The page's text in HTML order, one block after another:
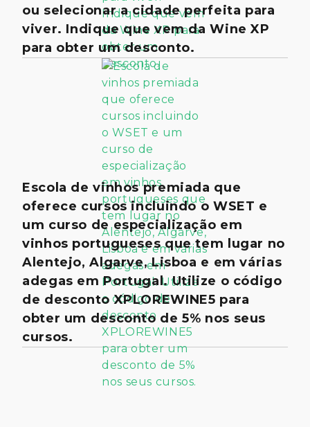
ou selecionar a cidade perfeita para
viver. Indique que vem da Wine XP
para obter um desconto.
Escola de vinhos premiada que
oferece cursos incluindo o WSET e
um curso de especialização em
vinhos portugueses que tem lugar no
Alentejo, Algarve, Lisboa e em várias
adegas em Portugal. Utilize o código
de desconto XPLOREWINE5 para
obter um desconto de 5% nos seus
cursos.